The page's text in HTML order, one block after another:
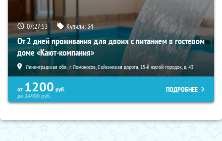
07:27:51 Купили:34
От 2 дней проживания для двоих с питанием в гостевом
доме «Кают-компания»
Ленинградская обл., г. Ломоносов, Сойкинская дорога, 15-й жилой городок, д. 43
от 1200 руб.
до14900руб.
ПОДРОБНЕЕ